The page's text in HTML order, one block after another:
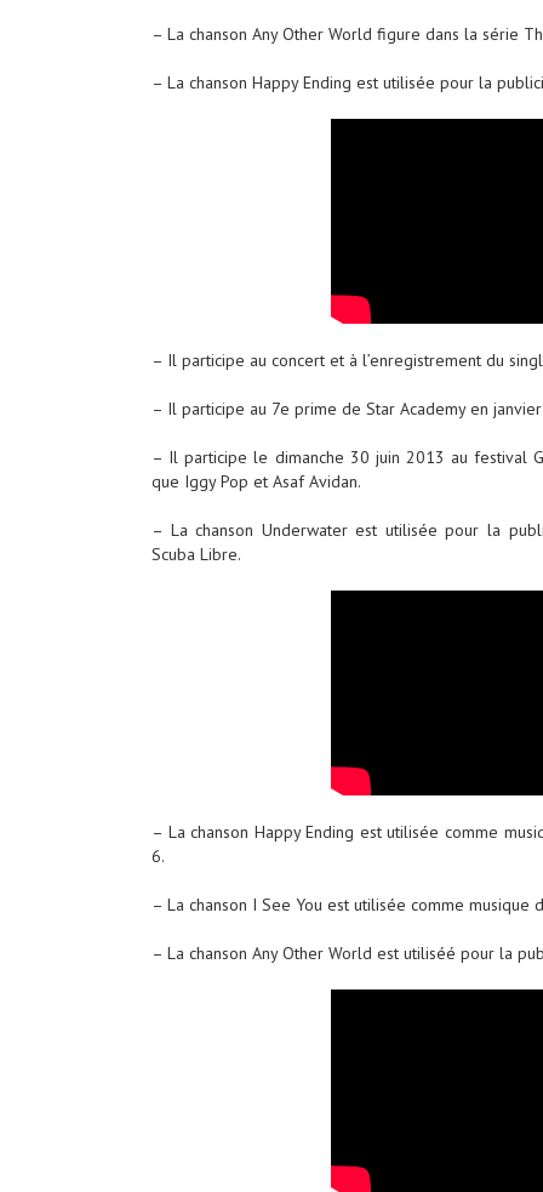
– La chanson Any Other World figure dans la série
– La chanson Happy Ending est utilisée pour la
– Il participe au concert et à l’enregistrement du
– Il participe au 7e prime de Star Academy en
– Il participe le dimanche 30 juin 2013 au festival
que Iggy Pop et Asaf Avidan.
– La chanson Underwater est utilisée pour la
Scuba Libre.
– La chanson Happy Ending est utilisée comme
6.
– La chanson I See You est utilisée comme musique
– La chanson Any Other World est utiliséé pour la